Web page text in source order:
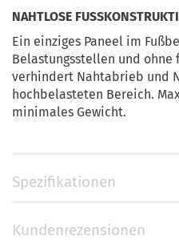
NAHTLOSE
Ein einziges Paneel im
Belastungsstellen und
verhindert Nahtabrieb und
hochbelasteten Bereich.
minimales Gewicht.
Spezifikationen
Kundenrezensionen